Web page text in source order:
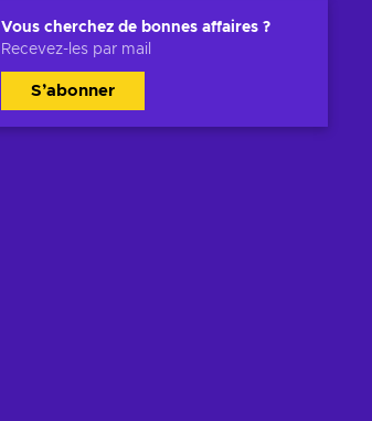
Vous cherchez de bonnes affaires ?
Recevez-les par mail
S’abonner